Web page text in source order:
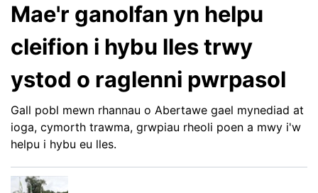
Mae'r ganolfan yn helpu
cleifion i hybu lles trwy
ystod o raglenni pwrpasol
Gall pobl mewn rhannau o Abertawe gael mynediad at
ioga, cymorth trawma, grwpiau rheoli poen a mwy i'w
helpu i hybu eu lles.